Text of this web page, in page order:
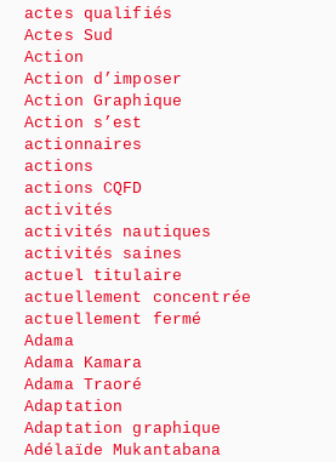
actes qualifiés
Actes Sud
Action
Action d’imposer
Action Graphique
Action s’est
actionnaires
actions
actions CQFD
activités
activités nautiques
activités saines
actuel titulaire
actuellement concentrée
actuellement fermé
Adama
Adama Kamara
Adama Traoré
Adaptation
Adaptation graphique
Adélaïde Mukantabana